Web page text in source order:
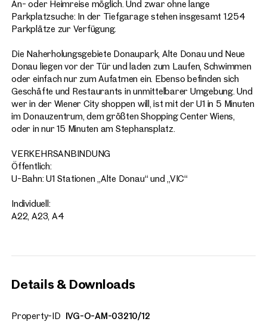
An- oder Heimreise möglich. Und zwar ohne lange
Parkplatzsuche: In der Tiefgarage stehen insgesamt 1.254
Parkplätze zur Verfügung.
Die Naherholungsgebiete Donaupark, Alte Donau und Neue
Donau liegen vor der Tür und laden zum Laufen, Schwimmen
oder einfach nur zum Aufatmen ein. Ebenso befinden sich
Geschäfte und Restaurants in unmittelbarer Umgebung. Und
wer in der Wiener City shoppen will, ist mit der U1 in 5 Minuten
im Donauzentrum, dem größten Shopping Center Wiens,
oder in nur 15 Minuten am Stephansplatz.
VERKEHRSANBINDUNG
Öffentlich:
U-Bahn: U1 Stationen „Alte Donau“ und „VIC“
Individuell:
A22, A23, A4
Details & Downloads
Property-ID IVG-O-AM-03210/12